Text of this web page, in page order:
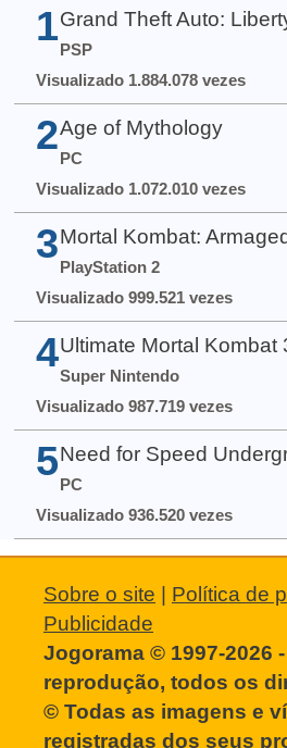
1 Grand Theft Auto:
PSP
Visualizado 1.884.078 vezes
2 Age of Mythology
PC
Visualizado 1.072.010 vezes
3 Mortal Kombat:
PlayStation 2
Visualizado 999.521 vezes
4 Ultimate Mortal Kombat
Super Nintendo
Visualizado 987.719 vezes
5 Need for Speed
PC
Visualizado 936.520 vezes
Sobre o site | Política de
Publicidade
Jogorama © 1997-2026
reprodução, todos os
© Todas as imagens e
registradas dos seus